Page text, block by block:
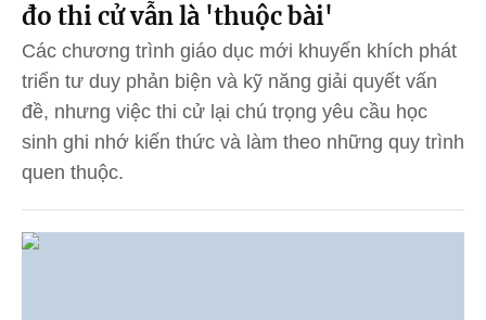
đo thi cử vẫn là 'thuộc bài'
Các chương trình giáo dục mới khuyến khích phát
triển tư duy phản biện và kỹ năng giải quyết vấn
đề, nhưng việc thi cử lại chú trọng yêu cầu học
sinh ghi nhớ kiến thức và làm theo những quy trình
quen thuộc.